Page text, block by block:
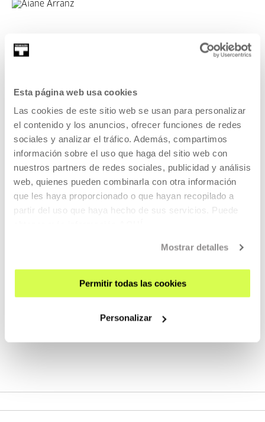
Esta página web usa cookies
Las cookies de este sitio web se usan para personalizar
el contenido y los anuncios, ofrecer funciones de redes
sociales y analizar el tráfico. Además, compartimos
información sobre el uso que haga del sitio web con
nuestros partners de redes sociales, publicidad y análisis
web, quienes pueden combinarla con otra información
que les haya proporcionado o que hayan recopilado a
partir del uso que haya hecho de sus servicios. Puede
Mostrar detalles
Permitir todas las cookies
Personalizar
Aiane Arranz
Organizadores